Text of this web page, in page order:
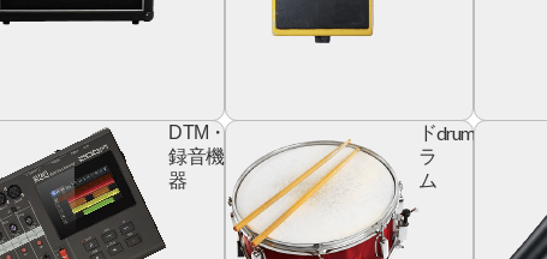
DTM・
録音機
器
digital
device
ド
ラ
ム
drum